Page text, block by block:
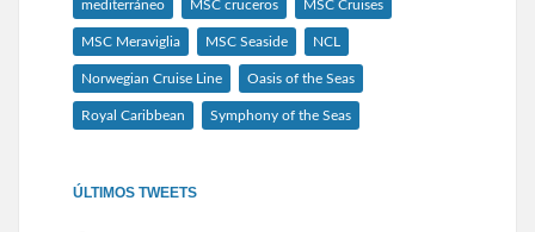
mediterráneo MSC cruceros MSC Cruises
MSC Meraviglia MSC Seaside NCL
Norwegian Cruise Line Oasis of the Seas
Royal Caribbean Symphony of the Seas
ÚLTIMOS TWEETS